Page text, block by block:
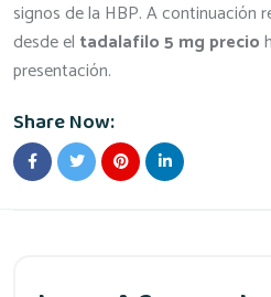
signos de la HBP. A continuación
desde el tadalafilo 5 mg precio
presentación.
Share Now: